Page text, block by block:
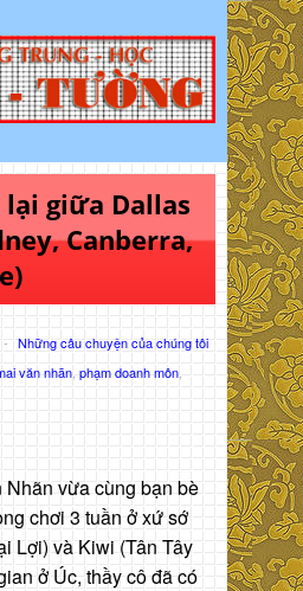
giữa Dallas
Canberra,
- Những câu chuyện của chúng tôi
văn nhãn phạm doanh môn
Nhãn vừa cùng bạn bè
chơi 3 tuần ở xứ sớ
Lợi) và Kiwi (Tân Tây
ở Úc, thầy cô đã có